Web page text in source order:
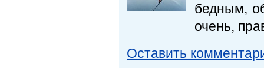
бедным,
очень,
Оставить